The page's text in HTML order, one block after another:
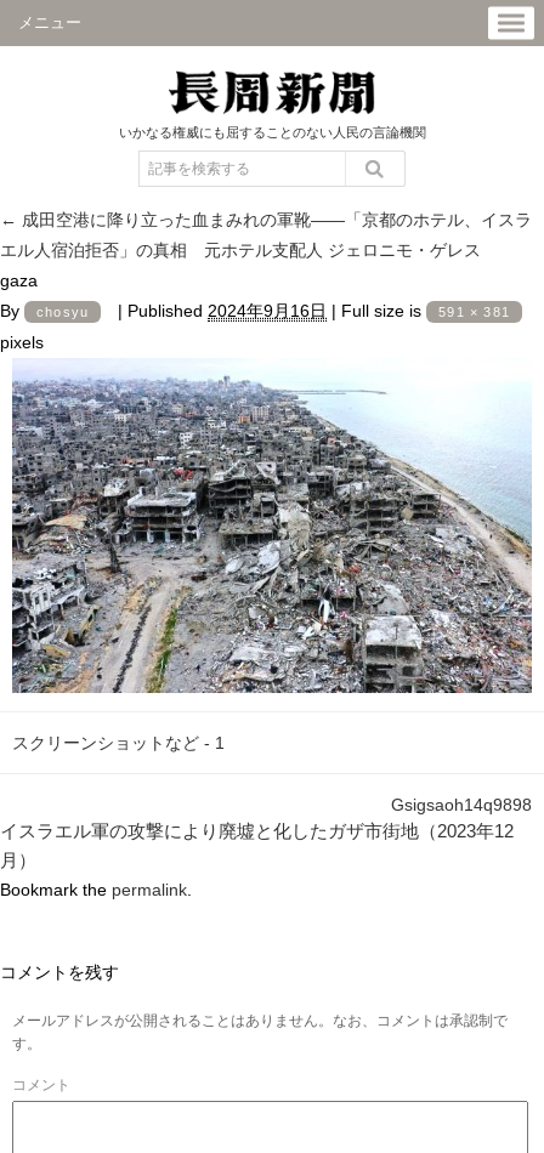
メニュー
いかなる権威にも屈することのない人民の言論機関
← 成田空港に降り立った血まみれの軍靴――「京都のホテル、イスラ
エル人宿泊拒否」の真相 元ホテル支配人 ジェロニモ・ゲレス
gaza
By
chosyu | Published 2024年9月16日 | Full size is 591 × 381
pixels
スクリーンショットなど - 1
Gsigsaoh14q9898
イスラエル軍の攻撃により廃墟と化したガザ市街地（2023年12
月）
Bookmark the permalink
コメントを残す
メールアドレスが公開されることはありません。なお、コメントは承認制で
す。
コメント